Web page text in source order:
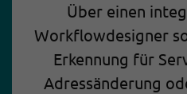
Über einen
Workflowdesigner
Erkennung für
Adressänderung